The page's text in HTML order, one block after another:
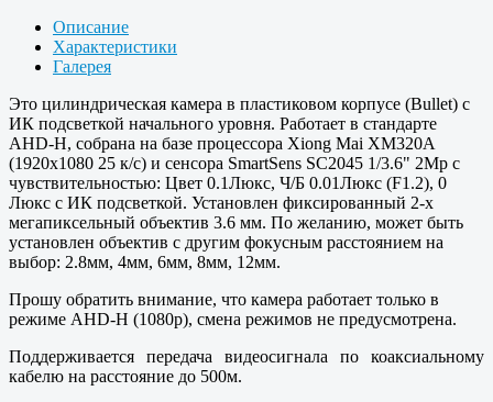
Описание
Характеристики
Галерея
Это цилиндрическая камера в пластиковом корпусе (Bullet) с
ИК подсветкой начального уровня. Работает в стандарте
AHD-H, собрана на базе процессора Xiong Mai XM320A
(1920х1080 25 к/с) и сенсора SmartSens SC2045 1/3.6" 2Mp с
чувствительностью: Цвет 0.1Люкс, Ч/Б 0.01Люкс (F1.2), 0
Люкс с ИК подсветкой. Установлен фиксированный 2-х
мегапиксельный объектив 3.6 мм. По желанию, может быть
установлен объектив с другим фокусным расстоянием на
выбор: 2.8мм, 4мм, 6мм, 8мм, 12мм.
Прошу обратить внимание, что камера работает только в
режиме AHD-H (1080p), смена режимов не предусмотрена.
Поддерживается передача видеосигнала по коаксиальному
кабелю на расстояние до 500м.